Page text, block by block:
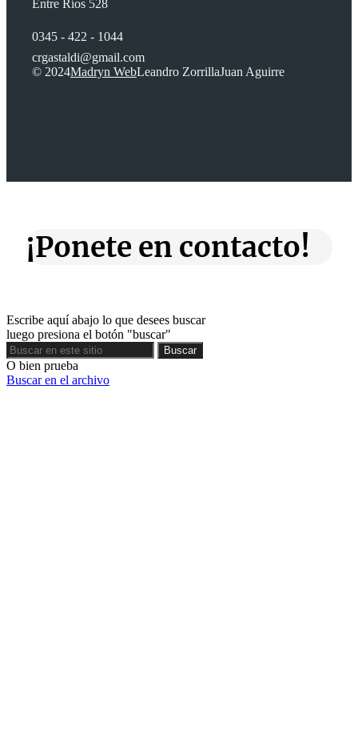
Entre Ríos 528
0345 - 422 - 1044
crgastaldi@gmail.com
© 2024Madryn WebLeandro ZorrillaJuan Aguirre
¡Ponete en contacto!
Escribe aquí abajo lo que desees buscar
luego presiona el botón "buscar"
Buscar
Buscar
O bien prueba
Buscar en el archivo